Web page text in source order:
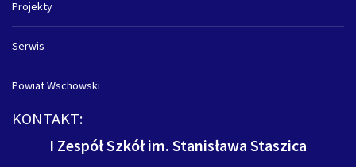
Projekty
Serwis
Powiat Wschowski
KONTAKT:
I Zespół Szkół im. Stanisława Staszica